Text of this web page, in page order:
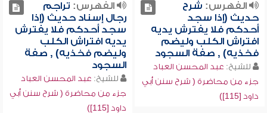
الفهرس: شرح
حديث (إذا سجد
أحدكم فلا يفترش يديه
افتراش الكلب وليضم
فخذيه) , صفة السجود
للشيخ: عبد المحسن العباد
جزء من محاضرة ( شرح سنن أبي
داود [115])
الفهرس: تراجم
رجال إسناد حديث (إذا
سجد أحدكم فلا يفترش
يديه افتراش الكلب
وليضم فخذيه) , صفة
السجود
للشيخ: عبد المحسن العباد
جزء من محاضرة ( شرح سنن أبي
داود [115])